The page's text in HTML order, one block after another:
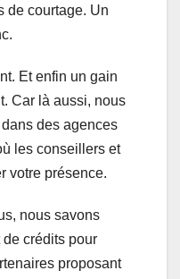
de courtage. Un
Et enfin un gain
Car là aussi, nous
des agences
les conseillers et
votre présence.
nous savons
crédits pour
proposant